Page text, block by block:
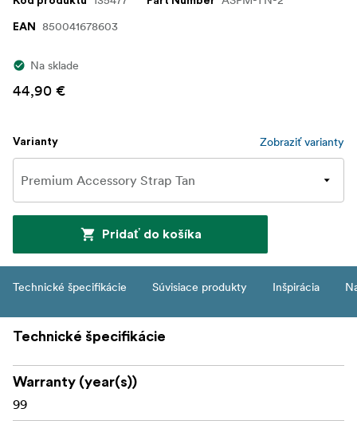
EAN 850041678603
Na sklade
44,90 €
Varianty Zobraziť varianty
Pridať do košíka
Technické špecifikácie Súvisiace produkty Inšpirácia
Technické špecifikácie
Warranty (year(s))
99